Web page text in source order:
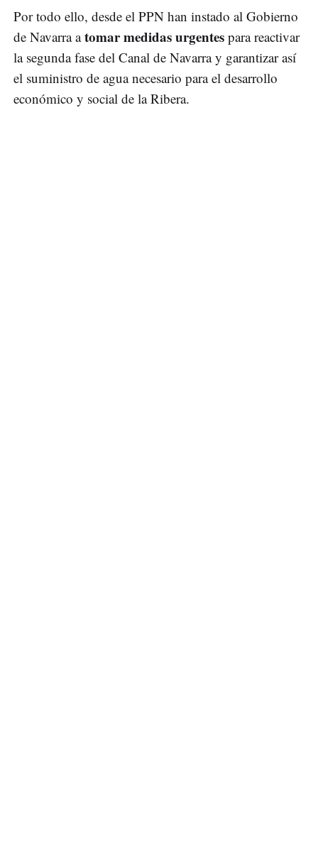
Por todo ello, desde el PPN han instado al Gobierno
de Navarra atomar medidas urgentes para reactivar
la segunda fase del Canal de Navarra y garantizar así
el suministro de agua necesario para el desarrollo
económico y social de la Ribera.